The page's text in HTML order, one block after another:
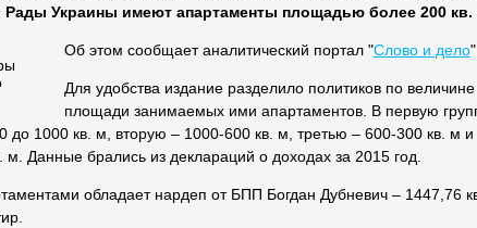
Рады Украины имеют апартаменты площадью более 200 кв.
Об этом сообщает аналитический портал "Слово и дело
Для удобства издание разделило политиков по величине
площади занимаемых ими апартаментов. В первую
до 1000 кв. м, вторую – 1000-600 кв. м, третью – 600-300 кв. м и
м. Данные брались из деклараций о доходах за 2015 год.
обладает нардеп от БПП Богдан Дубневич – 1447,76